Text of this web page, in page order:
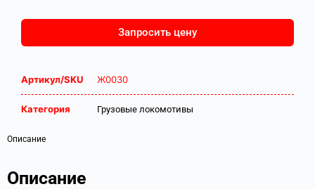
Запросить цену
Артикул/SKU Ж0030
Категория Грузовые локомотивы
Описание
Описание